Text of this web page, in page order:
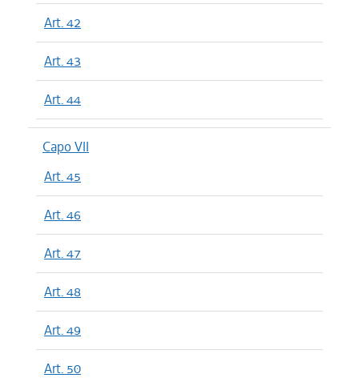
Art. 42
Art. 43
Art. 44
Capo VII
Art. 45
Art. 46
Art. 47
Art. 48
Art. 49
Art. 50